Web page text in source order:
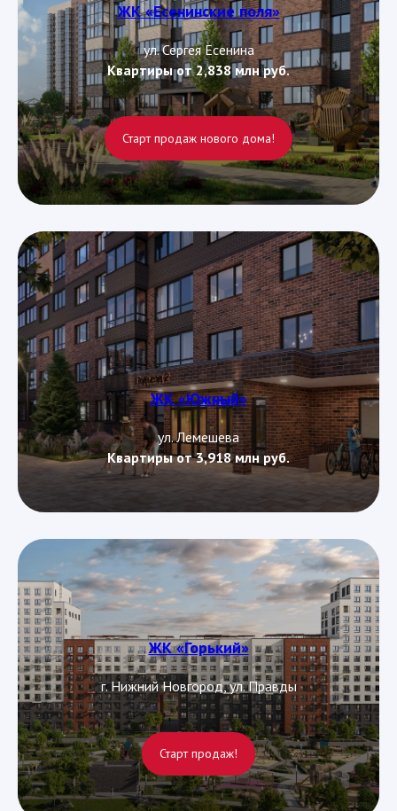
ЖК «Есенинские поля»
ул. Сергея Есенина
Квартиры от 2,838 млн руб.
Старт продаж нового дома!
ЖК «Южный»
ул. Лемешева
Квартиры от 3,918 млн руб.
ЖК «Горький»
г. Нижний Новгород, ул. Правды
Старт продаж!